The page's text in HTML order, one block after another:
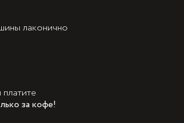
платите
за кофе!
лаконично